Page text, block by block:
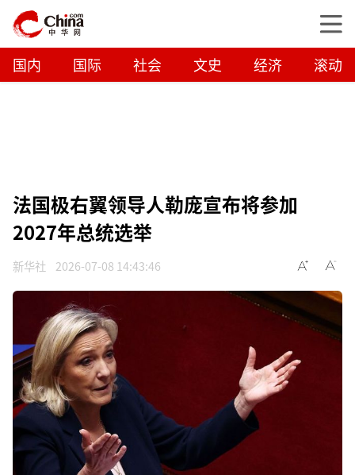
国内 国际 社会 文史 经济 滚动
法国极右翼领导人勒庞宣布将参加
2027年总统选举
新华社 2026-07-08 14:43:46